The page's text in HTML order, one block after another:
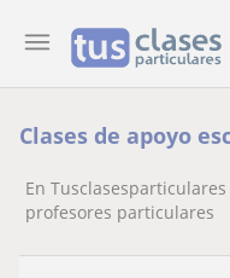
Clases de apoyo
En
profesores particulares